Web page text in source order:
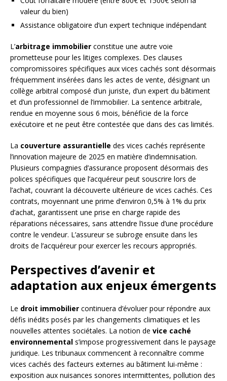
valeur du bien)
Assistance obligatoire d’un expert technique indépendant
L’arbitrage immobilier constitue une autre voie
prometteuse pour les litiges complexes. Des clauses
compromissoires spécifiques aux vices cachés sont désormais
fréquemment insérées dans les actes de vente, désignant un
collège arbitral composé d’un juriste, d’un expert du bâtiment
et d’un professionnel de l’immobilier. La sentence arbitrale,
rendue en moyenne sous 6 mois, bénéficie de la force
exécutoire et ne peut être contestée que dans des cas limités.
La couverture assurantielle des vices cachés représente
l’innovation majeure de 2025 en matière d’indemnisation.
Plusieurs compagnies d’assurance proposent désormais des
polices spécifiques que l’acquéreur peut souscrire lors de
l’achat, couvrant la découverte ultérieure de vices cachés. Ces
contrats, moyennant une prime d’environ 0,5% à 1% du prix
d’achat, garantissent une prise en charge rapide des
réparations nécessaires, sans attendre l’issue d’une procédure
contre le vendeur. L’assureur se subroge ensuite dans les
droits de l’acquéreur pour exercer les recours appropriés.
Perspectives d’avenir et
adaptation aux enjeux émergents
Le droit immobilier continuera d’évoluer pour répondre aux
défis inédits posés par les changements climatiques et les
nouvelles attentes sociétales. La notion de vice caché
environnemental s’impose progressivement dans le paysage
juridique. Les tribunaux commencent à reconnaître comme
vices cachés des facteurs externes au bâtiment lui-même :
exposition aux nuisances sonores intermittentes, pollution des